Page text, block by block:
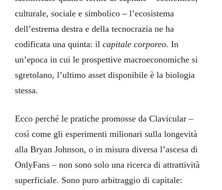
culturale, sociale e simbolico – l’ecosistema
dell’estrema destra e della tecnocrazia ne ha
codificata una quinta: ilcapitale corporeo. In
un’epoca in cui le prospettive macroeconomiche si
sgretolano, l’ultimo asset disponibile è la biologia
stessa.
Ecco perché le pratiche promosse da Clavicular –
così come gli esperimenti milionari sulla longevità
alla Bryan Johnson, o in misura diversa l’ascesa di
OnlyFans – non sono solo una ricerca di attrattività
superficiale. Sono puro arbitraggio di capitale: